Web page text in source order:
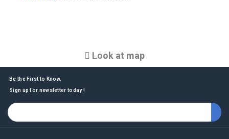
Look at map
Be the First to Know.
Sign up for newsletter today !